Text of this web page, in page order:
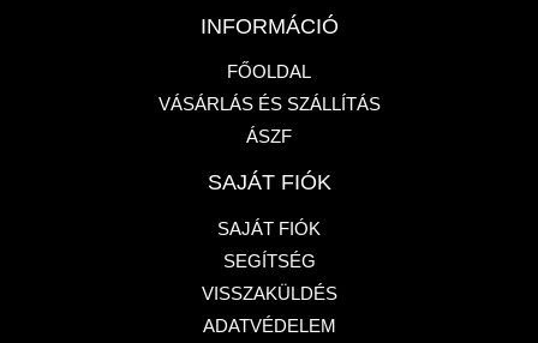
INFORMÁCIÓ
FŐOLDAL
VÁSÁRLÁS ÉS SZÁLLÍTÁS
ÁSZF
SAJÁT FIÓK
SAJÁT FIÓK
SEGÍTSÉG
VISSZAKÜLDÉS
ADATVÉDELEM